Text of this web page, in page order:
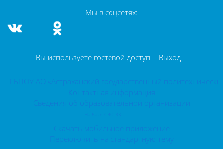
Мы в соцсетях:
Вы используете гостевой доступ Выход
ГБПОУ АО «Астраханский государственный
Контактная информация
Сведения об образовательной организации
Скачать мобильное приложение
Переключить на стандартную тему